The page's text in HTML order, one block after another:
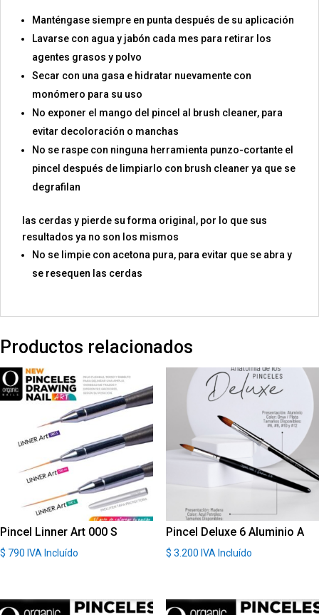
Manténgase siempre en punta después de su aplicación
Lavarse con agua y jabón cada mes para retirar los
agentes grasos y polvo
Secar con una gasa e hidratar nuevamente con
monómero para su uso
No exponer el mango del pincel al brush cleaner, para
evitar decoloración o manchas
No se raspe con ninguna herramienta punzo-cortante el
pincel después de limpiarlo con brush cleaner ya que se
degrafilan
las cerdas y pierde su forma original, por lo que sus
resultados ya no son los mismos
No se limpie con acetona pura, para evitar que se abra y
se resequen las cerdas
Productos relacionados
Pincel Linner Art 000 S
$ 790 IVA Incluído
Pincel Deluxe 6 Aluminio A
$ 3.200 IVA Incluído